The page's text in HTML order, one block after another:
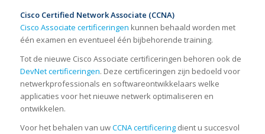
Cisco Certified Network Associate (CCNA)
Cisco Associate certificeringen kunnen behaald worden met
één examen en eventueel één bijbehorende training.
Tot de nieuwe Cisco Associate certificeringen behoren ook de
DevNet certificeringen. Deze certificeringen zijn bedoeld voor
netwerkprofessionals en softwareontwikkelaars welke
applicaties voor het nieuwe netwerk optimaliseren en
ontwikkelen.
Voor het behalen van uwCCNA certificeringdient u succesvol